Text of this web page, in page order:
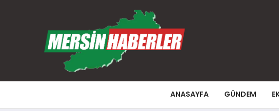
ANASAYFA GÜNDEM